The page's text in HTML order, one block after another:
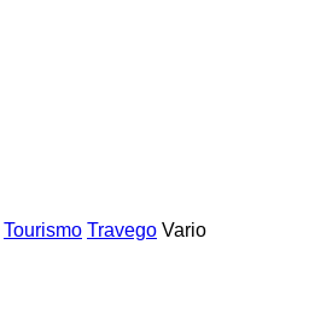
Tourismo Travego Vario